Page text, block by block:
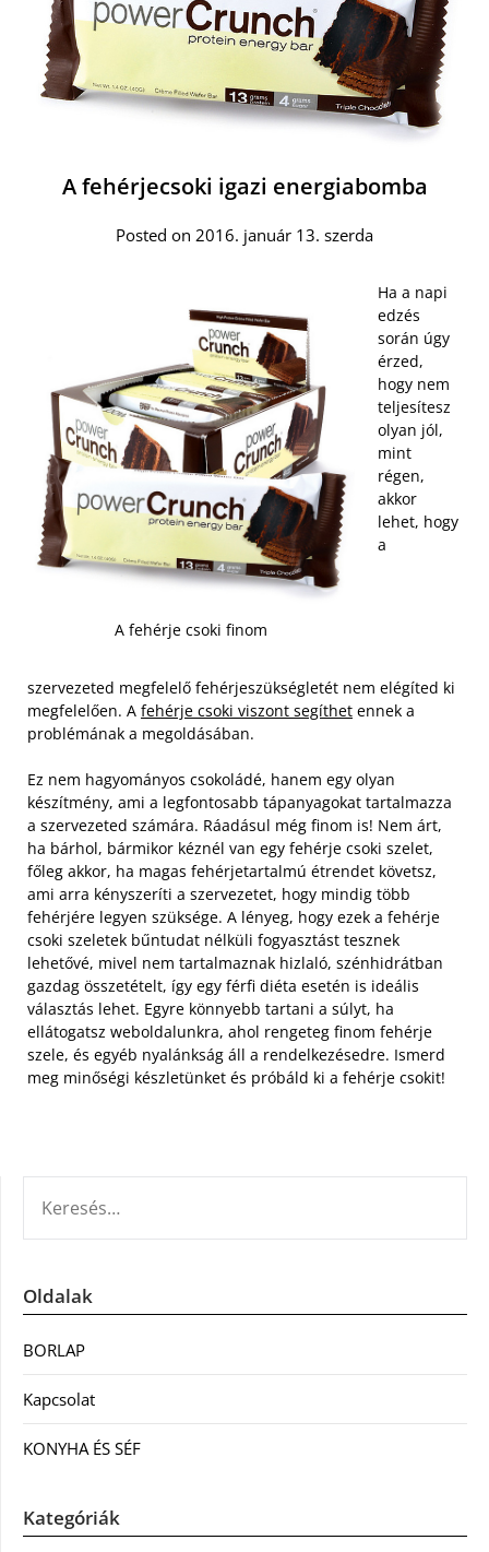
A fehérjecsoki igazi energiabomba
Posted on 2016. január 13. szerda
A fehérje csoki finom
Ha a napi
edzés
során úgy
érzed,
hogy nem
teljesítesz
olyan jól,
mint
régen,
akkor
lehet, hogy
a
szervezeted megfelelő fehérjeszükségletét nem elégíted ki
megfelelően. A fehérje csoki viszont segíthet ennek a
problémának a megoldásában.
Ez nem hagyományos csokoládé, hanem egy olyan
készítmény, ami a legfontosabb tápanyagokat tartalmazza
a szervezeted számára. Ráadásul még finom is! Nem árt,
ha bárhol, bármikor kéznél van egy fehérje csoki szelet,
főleg akkor, ha magas fehérjetartalmú étrendet követsz,
ami arra kényszeríti a szervezetet, hogy mindig több
fehérjére legyen szüksége. A lényeg, hogy ezek a fehérje
csoki szeletek bűntudat nélküli fogyasztást tesznek
lehetővé, mivel nem tartalmaznak hizlaló, szénhidrátban
gazdag összetételt, így egy férfi diéta esetén is ideális
választás lehet. Egyre könnyebb tartani a súlyt, ha
ellátogatsz weboldalunkra, ahol rengeteg finom fehérje
szele, és egyéb nyalánkság áll a rendelkezésedre. Ismerd
meg minőségi készletünket és próbáld ki a fehérje csokit!
Oldalak
BORLAP
Kapcsolat
KONYHA ÉS SÉF
Kategóriák